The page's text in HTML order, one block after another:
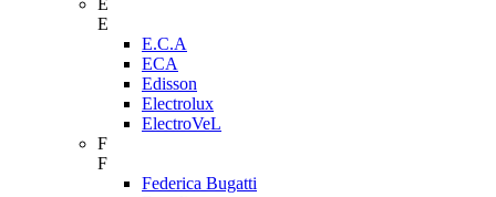
E
E
E.C.A
ECA
Edisson
Electrolux
ElectroVeL
F
F
Federica Bugatti